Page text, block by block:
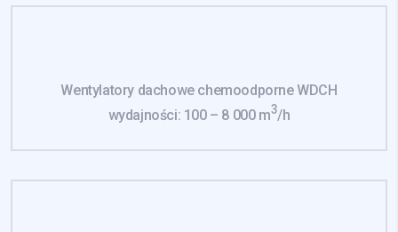
Wentylatory dachowe chemoodporne WDCH
wydajności: 100 – 8 000 m3/h